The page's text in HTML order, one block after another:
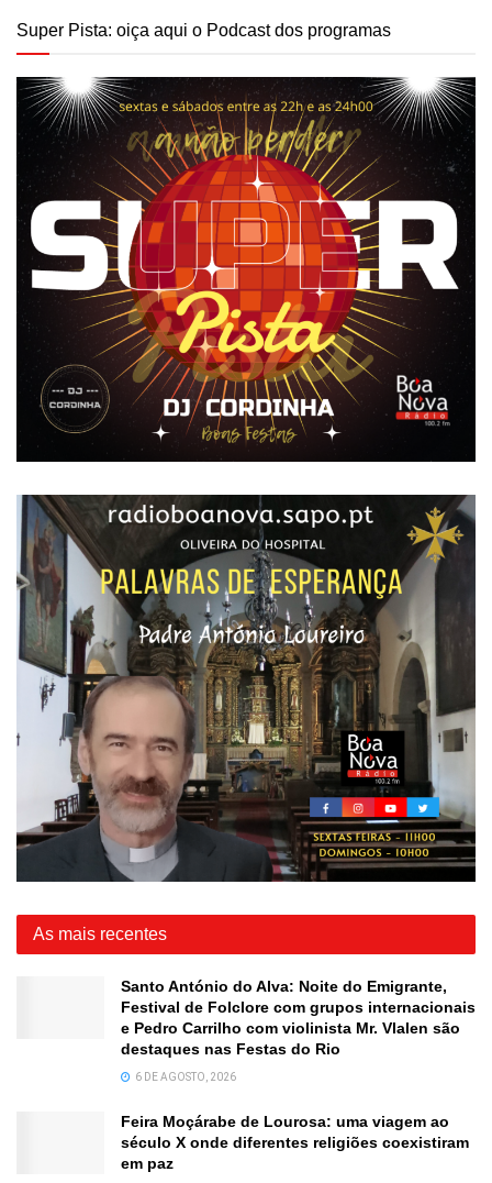
Super Pista: oiça aqui o Podcast dos programas
As mais recentes
Santo António do Alva: Noite do Emigrante,
Festival de Folclore com grupos internacionais
e Pedro Carrilho com violinista Mr. Vlalen são
destaques nas Festas do Rio
6 DE AGOSTO, 2026
Feira Moçárabe de Lourosa: uma viagem ao
século X onde diferentes religiões coexistiram
em paz